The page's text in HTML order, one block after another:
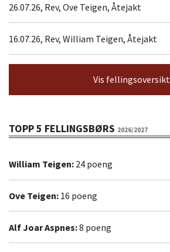
26.07.26, Rev, Ove Teigen, Åtejakt
16.07.26, Rev, William Teigen, Åtejakt
Vis fellingsoversikt
TOPP 5 FELLINGSBØRS 2026/2027
William Teigen: 24 poeng
Ove Teigen: 16 poeng
Alf Joar Aspnes:8 poeng